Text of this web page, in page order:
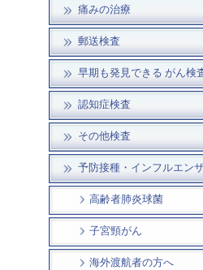
痛みの治療
郵送検査
早期も発見できる がん検
認知症検査
その他検査
予防接種・インフルエン
高齢者肺炎球菌
子宮頸がん
海外渡航者の方へ